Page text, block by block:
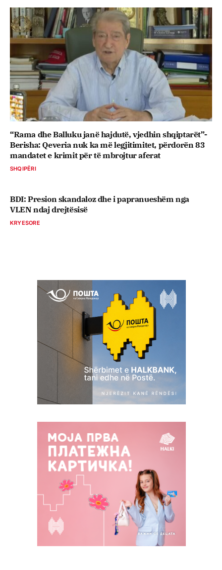
“Rama dhe Balluku janë hajdutë, vjedhin shqiptarët”-
Berisha: Qeveria nuk ka më legjitimitet, përdorën 83
mandatet e krimit për të mbrojtur aferat
SHQIPËRI
BDI: Presion skandaloz dhe i papranueshëm nga
VLEN ndaj drejtësisë
KRYESORE